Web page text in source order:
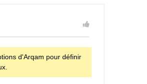
d'Arqam pour définir